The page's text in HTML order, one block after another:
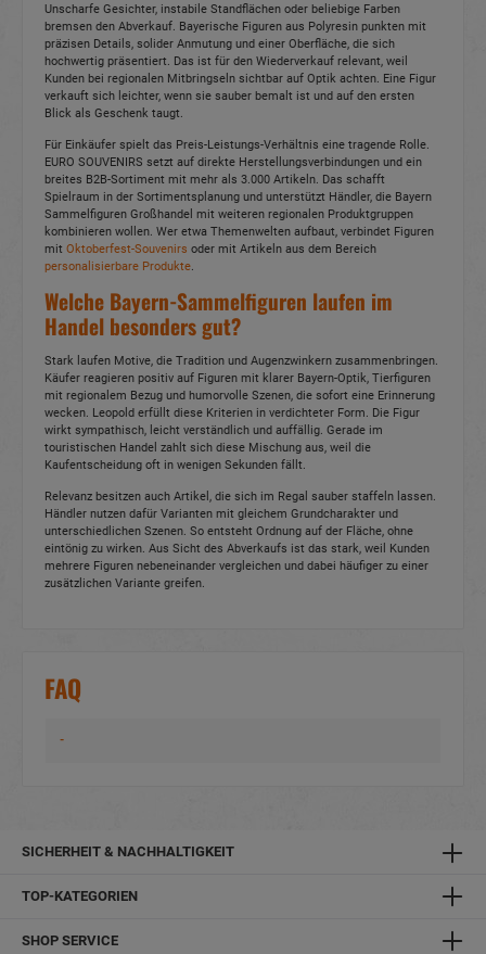
Unscharfe Gesichter, instabile Standflächen oder beliebige Farben
bremsen den Abverkauf. Bayerische Figuren aus Polyresin punkten mit
präzisen Details, solider Anmutung und einer Oberfläche, die sich
hochwertig präsentiert. Das ist für den Wiederverkauf relevant, weil
Kunden bei regionalen Mitbringseln sichtbar auf Optik achten. Eine Figur
verkauft sich leichter, wenn sie sauber bemalt ist und auf den ersten
Blick als Geschenk taugt.
Für Einkäufer spielt das Preis-Leistungs-Verhältnis eine tragende Rolle.
EURO SOUVENIRS setzt auf direkte Herstellungsverbindungen und ein
breites B2B-Sortiment mit mehr als 3.000 Artikeln. Das schafft
Spielraum in der Sortimentsplanung und unterstützt Händler, die Bayern
Sammelfiguren Großhandel mit weiteren regionalen Produktgruppen
kombinieren wollen. Wer etwa Themenwelten aufbaut, verbindet Figuren
mit Oktoberfest-Souvenirs oder mit Artikeln aus dem Bereich
personalisierbare Produkte.
Welche Bayern-Sammelfiguren laufen im
Handel besonders gut?
Stark laufen Motive, die Tradition und Augenzwinkern zusammenbringen.
Käufer reagieren positiv auf Figuren mit klarer Bayern-Optik, Tierfiguren
mit regionalem Bezug und humorvolle Szenen, die sofort eine Erinnerung
wecken. Leopold erfüllt diese Kriterien in verdichteter Form. Die Figur
wirkt sympathisch, leicht verständlich und auffällig. Gerade im
touristischen Handel zahlt sich diese Mischung aus, weil die
Kaufentscheidung oft in wenigen Sekunden fällt.
Relevanz besitzen auch Artikel, die sich im Regal sauber staffeln lassen.
Händler nutzen dafür Varianten mit gleichem Grundcharakter und
unterschiedlichen Szenen. So entsteht Ordnung auf der Fläche, ohne
eintönig zu wirken. Aus Sicht des Abverkaufs ist das stark, weil Kunden
mehrere Figuren nebeneinander vergleichen und dabei häufiger zu einer
zusätzlichen Variante greifen.
FAQ
-
SICHERHEIT & NACHHALTIGKEIT
TOP-KATEGORIEN
SHOP SERVICE